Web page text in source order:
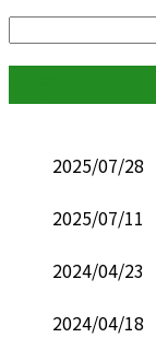
2025/07/28
2025/07/11
2024/04/23
2024/04/18